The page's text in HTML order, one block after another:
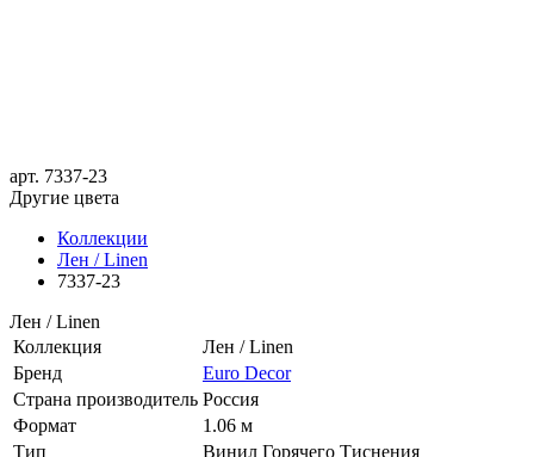
арт. 7337-23
Другие цвета
Коллекции
Лен / Linen
7337-23
Лен / Linen
Коллекция
Лен / Linen
Бренд
Euro Decor
Страна производитель Россия
Формат
1.06 м
Тип
Винил Горячего Тиснения